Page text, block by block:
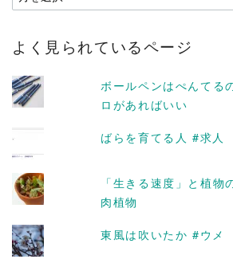
ー
イ
よく見られているページ
ボールペンはぺんてる
ロがあればいい
ばらを育てる人 #求人
「生きる速度」と植
肉植物
東風は吹いたか #ウメ